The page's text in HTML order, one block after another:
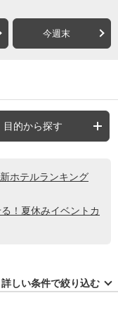
今週末
目的から探す
ホテルランキング
！夏休みイベントカ
詳しい条件で絞り込む